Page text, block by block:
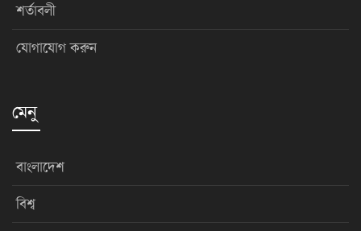
শর্তাবলী
যোগাযোগ করুন
মেনু
বাংলাদেশ
বিশ্ব